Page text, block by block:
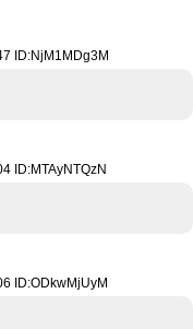
ID:NjM1MDg3M
ID:MTAyNTQzN
ID:ODkwMjUyM